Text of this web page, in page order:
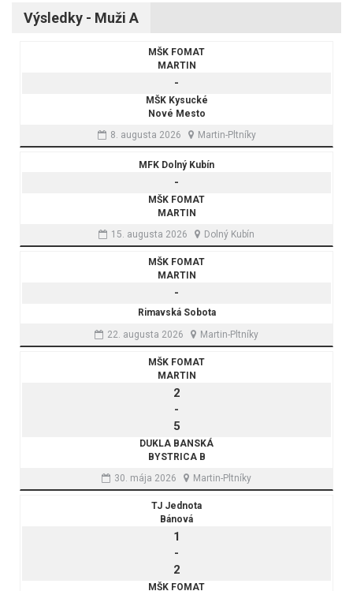
Výsledky - Muži A
MŠK FOMAT
MARTIN
-
MŠK Kysucké
Nové Mesto
8. augusta 2026
Martin-Pltníky
MFK Dolný Kubín
-
MŠK FOMAT
MARTIN
15. augusta 2026
Dolný Kubín
MŠK FOMAT
MARTIN
-
Rimavská Sobota
22. augusta 2026
Martin-Pltníky
MŠK FOMAT
MARTIN
2
-
5
DUKLA BANSKÁ
BYSTRICA B
30. mája 2026
Martin-Pltníky
TJ Jednota
Bánová
1
-
2
MŠK FOMAT